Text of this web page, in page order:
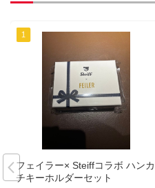
フェイラー× Steiffコラボ ハンカ
チキーホルダーセット